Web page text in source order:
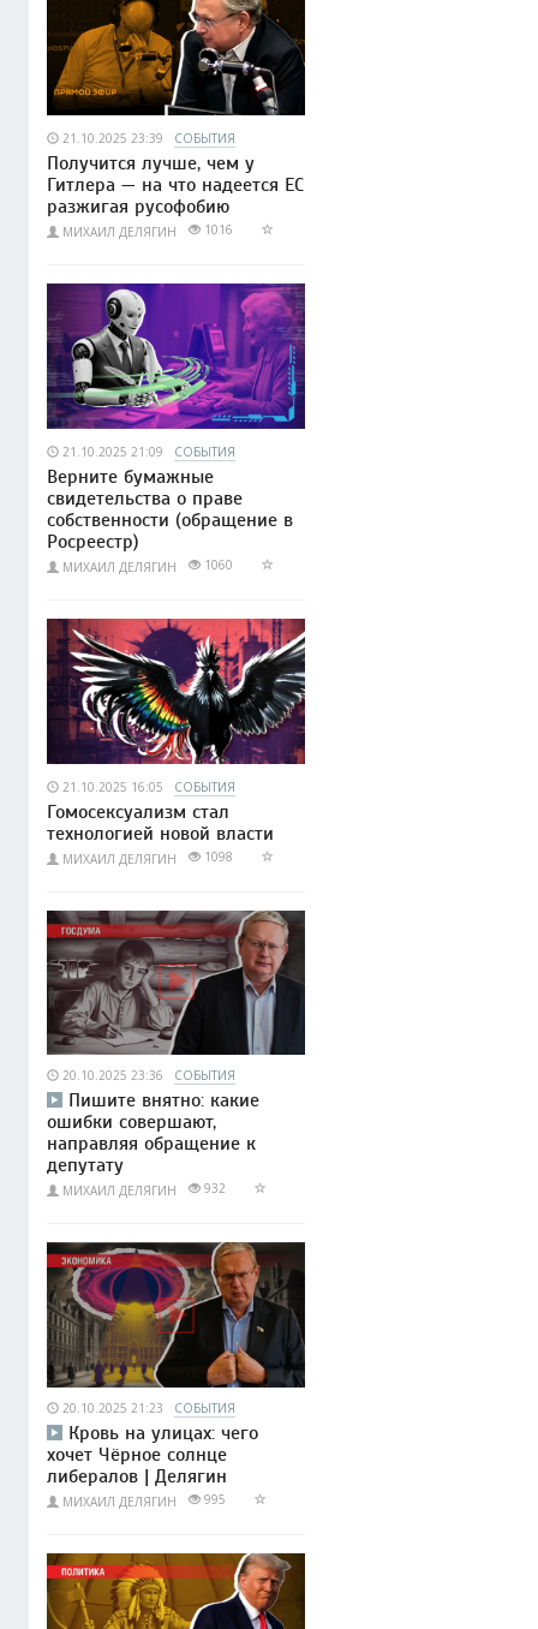
21.10.2025 23:39 СОБЫТИЯ
Получится лучше, чем у
Гитлера — на что надеется ЕС
разжигая русофобию
МИХАИЛ ДЕЛЯГИН 1016
21.10.2025 21:09 СОБЫТИЯ
Верните бумажные
свидетельства о праве
собственности (обращение в
Росреестр)
МИХАИЛ ДЕЛЯГИН 1060
21.10.2025 16:05 СОБЫТИЯ
Гомосексуализм стал
технологией новой власти
МИХАИЛ ДЕЛЯГИН 1098
20.10.2025 23:36 СОБЫТИЯ
Пишите внятно: какие
ошибки совершают,
направляя обращение к
депутату
МИХАИЛ ДЕЛЯГИН 932
20.10.2025 21:23 СОБЫТИЯ
Кровь на улицах: чего
хочет Чёрное солнце
либералов | Делягин
МИХАИЛ ДЕЛЯГИН 995